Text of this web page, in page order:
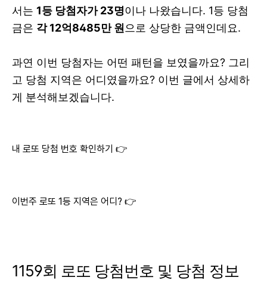
서는 1등 당첨자가 23명이나 나왔습니다. 1등 당첨
금은 각 12억8485만 원 으로 상당한 금액인데요.
과연 이번 당첨자는 어떤 패턴을 보였을까요? 그리
고 당첨 지역은 어디였을까요? 이번 글에서 상세하
게 분석해보겠습니다.
내 로또 당첨 번호 확인하기 👉
이번주 로또 1등 지역은 어디? 👉
1159회 로또 당첨번호 및 당첨 정보